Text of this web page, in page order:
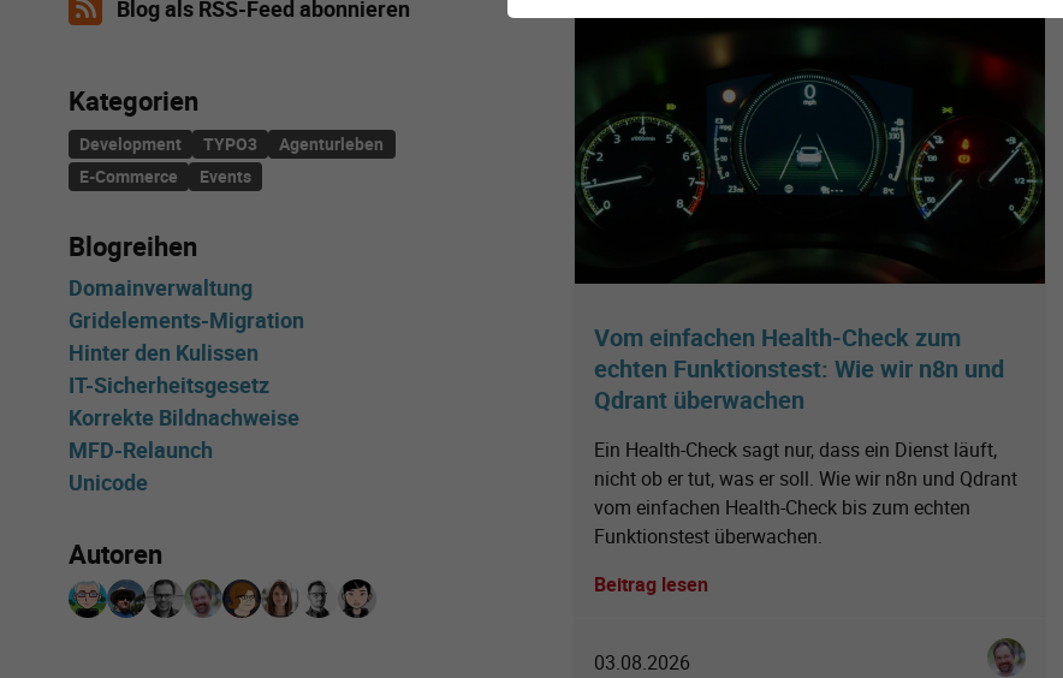
Blog als RSS-Feed abonnieren
Kategorien
Kategorie-Liste überspringen
Development TYPO3
Agenturleben
E-Commerce
Events
Blogreihen
Blogreihen-Liste überspringen
Domainverwaltung
Gridelements-Migration
Hinter den Kulissen
IT-Sicherheitsgesetz
Korrekte Bildnachweise
MFD-Relaunch
Unicode
Autoren
Autoren-Liste überspringen
Vom einfachen Health-Check zum
echten Funktionstest: Wie wir n8n und
Qdrant überwachen
Ein Health-Check sagt nur, dass ein Dienst läuft,
nicht ob er tut, was er soll. Wie wir n8n und Qdrant
vom einfachen Health-Check bis zum echten
Funktionstest überwachen.
Beitrag lesen
03.08.2026 Ingo